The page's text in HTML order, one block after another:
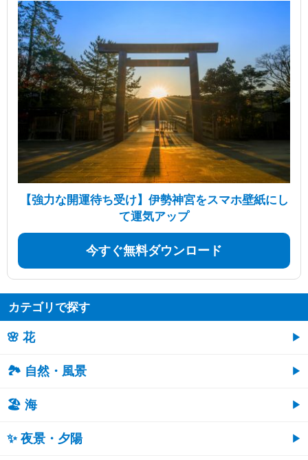
【強力な開運待ち受け】伊勢神宮をスマホ壁紙にし
て運気アップ
今すぐ無料ダウンロード
カテゴリで探す
🌸 花
🏞️ 自然・風景
🏖 海
✨ 夜景・夕陽